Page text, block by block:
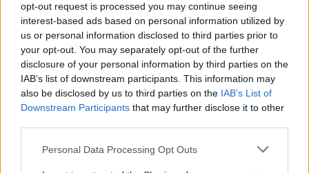
opt-out request is processed you may continue seeing
interest-based ads based on personal information utilized by
us or personal information disclosed to third parties prior to
your opt-out. You may separately opt-out of the further
disclosure of your personal information by third parties on the
IAB’s list of downstream participants. This information may
also be disclosed by us to third parties on the IAB’s List of
Downstream Participants that may further disclose it to other
Please note that this website/app uses one or more Google
Personal Data Processing Opt Outs
Η ίδια ενημέρωσε επίσημα το πρωθυπουργικό
γραφείο ότι βρίσκεται σε διαδικασία
συγκέντρωσης υπογραφών από βουλευτές των
Εργατικών, με στόχο να πιεστεί ο Πρωθυπουργός
να ορίσει την εκλογή νέου ηγέτη για τον
ερχόμενο Σεπτέμβριο. Κατά την άποψή της, η
ομαλή μετάβαση αποτελεί πλέον την καλύτερη
επιλογή τόσο για την παράταξη όσο και για τη
χώρα.